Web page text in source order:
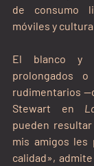
de consumo
móviles y
El blanco y
prolongados
rudimentarios
Stewart en
pueden
mis amigos les
calidad»,